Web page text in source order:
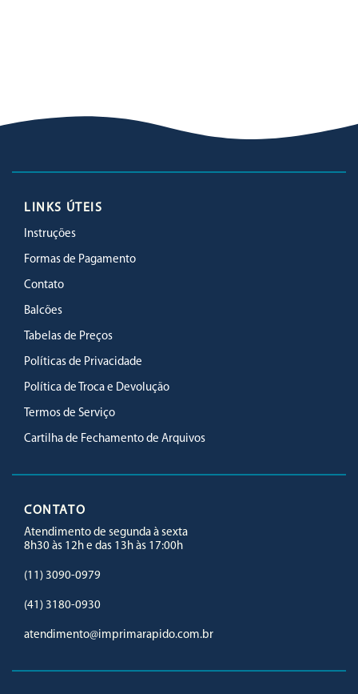
LINKS ÚTEIS
Instruções
Formas de Pagamento
Contato
Balcões
Tabelas de Preços
Políticas de Privacidade
Política de Troca e Devolução
Termos de Serviço
Cartilha de Fechamento de Arquivos
CONTATO
Atendimento de segunda à sexta
8h30 às 12h e das 13h às 17:00h
(11) 3090-0979
(41) 3180-0930
atendimento@imprimarapido.com.br